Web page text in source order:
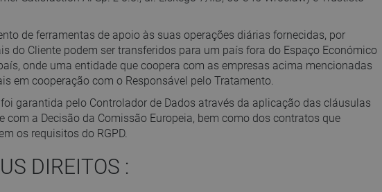
de ferramentas de apoio às suas operações diárias fornecidas, por
do Cliente podem ser transferidos para um país fora do Espaço Económico
onde uma entidade que coopera com as empresas acima mencionadas
em cooperação com o Responsável pelo Tratamento.
garantida pelo Controlador de Dados através da aplicação das cláusulas
a Decisão da Comissão Europeia, bem como dos contratos que
os requisitos do RGPD.
DIREITOS :
PORTUGUESE
CROATIAN
GREEK